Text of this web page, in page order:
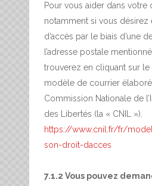
Pour vous aider dans votre
notamment si vous
d’accès par le biais d’une
l’adresse postale
trouverez en cliquant sur le
modèle de courrier
Commission Nationale de
des Libertés (la « CNIL »).
https://www.cnil.fr/fr/
son-droit-dacces
7.1.2 Vous pouvez